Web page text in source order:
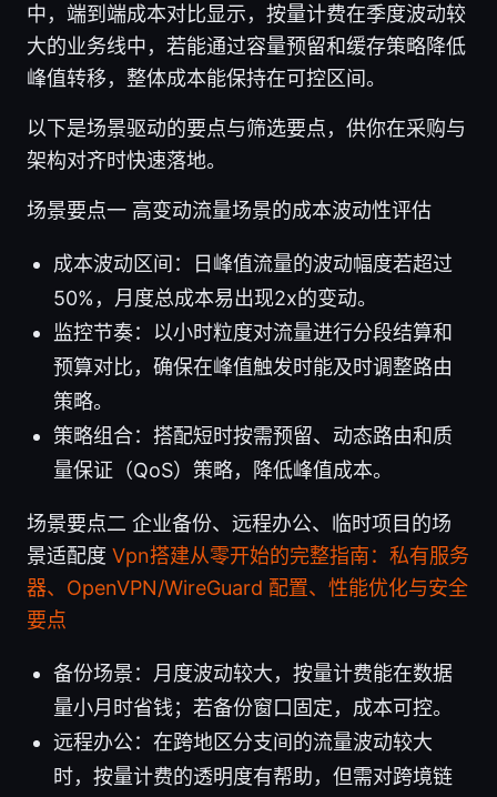
中，端到端成本对比显示，按量计费在季度波动较
大的业务线中，若能通过容量预留和缓存策略降低
峰值转移，整体成本能保持在可控区间。
以下是场景驱动的要点与筛选要点，供你在采购与
架构对齐时快速落地。
场景要点一 高变动流量场景的成本波动性评估
成本波动区间：日峰值流量的波动幅度若超过
50%，月度总成本易出现2x的变动。
监控节奏：以小时粒度对流量进行分段结算和
预算对比，确保在峰值触发时能及时调整路由
策略。
策略组合：搭配短时按需预留、动态路由和质
量保证（QoS）策略，降低峰值成本。
场景要点二 企业备份、远程办公、临时项目的场
景适配度 Vpn搭建从零开始的完整指南：私有服务
器、OpenVPN/WireGuard 配置、性能优化与安全
要点
备份场景：月度波动较大，按量计费能在数据
量小月时省钱；若备份窗口固定，成本可控。
远程办公：在跨地区分支间的流量波动较大
时，按量计费的透明度有帮助，但需对跨境链